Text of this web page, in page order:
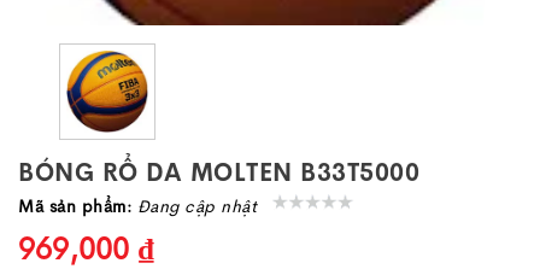
BÓNG RỔ DA MOLTEN B33T5000
Mã sản phẩm: Đang cập nhật
969,000 ₫